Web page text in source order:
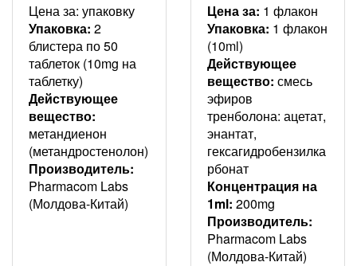
Цена за: упаковку
Упаковка: 2
блистера по 50
таблеток (10mg на
таблетку)
Действующее
вещество:
метандиенон
(метандростенолон)
Производитель:
Pharmacom Labs
(Молдова-Китай)
Цена за: 1 флакон
Упаковка: 1 флакон
(10ml)
Действующее
вещество: смесь
эфиров
тренболона: ацетат,
энантат,
гексагидробензилка
рбонат
Концентрация на
1ml: 200mg
Производитель:
Pharmacom Labs
(Молдова-Китай)